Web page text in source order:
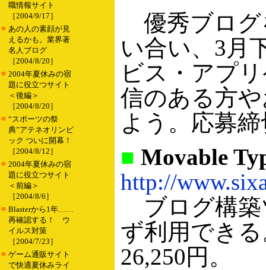
職情報サイト
［2004/9/17］
■ あの人の素顔が見
えるかも。業界著
名人ブログ
［2004/8/20］
■ 2004年夏休みの宿
題に役立つサイト
＜後編＞
［2004/8/20］
■ “スポーツの祭
典”アテネオリンピ
ック ついに開幕！
［2004/8/12］
■ 2004年夏休みの宿
題に役立つサイト
＜前編＞
［2004/8/6］
■ Blasterから1年……
再確認する！ ウ
イルス対策
［2004/7/23］
■ ゲーム通販サイト
で快適夏休みライ
優秀ブログ
い合い、3月
ビス・アプ
信のある方
よう。応募
■ Movable
http://
ブログ構築
ず利用でき
26,250円。